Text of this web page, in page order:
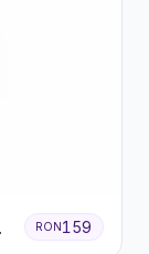
RON 159